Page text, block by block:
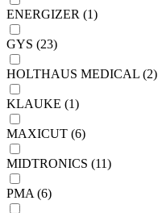
ENERGIZER (1)
GYS (23)
HOLTHAUS MEDICAL (2)
KLAUKE (1)
MAXICUT (6)
MIDTRONICS (11)
PMA (6)